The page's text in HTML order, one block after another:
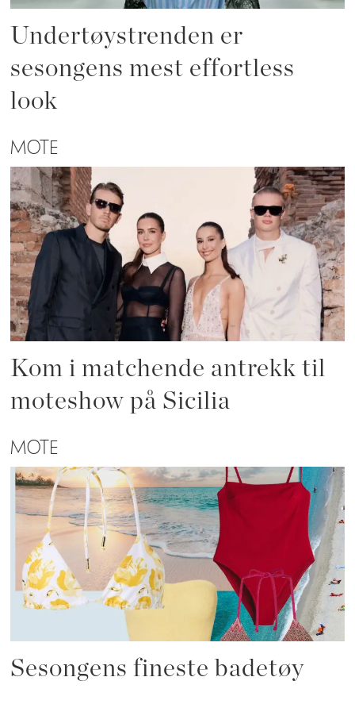
Undertøystrenden er
sesongens mest effortless
look
MOTE
Kom i matchende antrekk til
moteshow på Sicilia
MOTE
Sesongens fineste badetøy